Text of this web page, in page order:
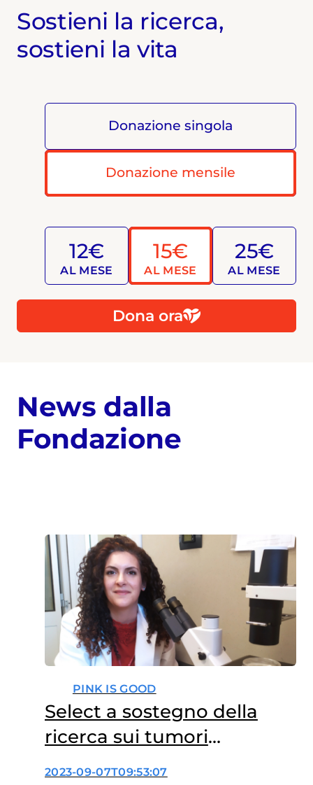
Sostieni la ricerca,
sostieni la vita
Donazione singola
Donazione mensile
12€
AL MESE
15€
AL MESE
25€
AL MESE
Dona ora
News dalla
Fondazione
PINK IS GOOD
Select a sostegno della
ricerca sui tumori
femminili
2023-09-07T09:53:07